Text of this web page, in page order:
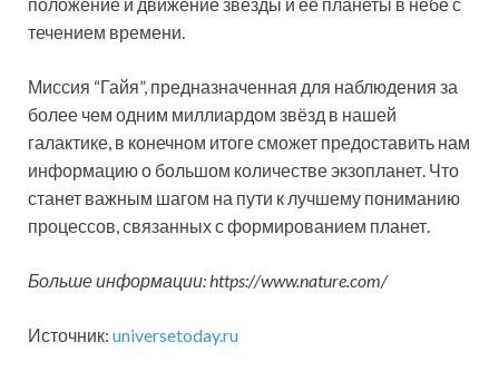
течением времени.
Миссия “Гайя”, предназначенная для наблюдения за
более чем одним миллиардом звёзд в нашей
галактике, в конечном итоге сможет предоставить нам
информацию о большом количестве экзопланет. Что
станет важным шагом на пути к лучшему пониманию
процессов, связанных с формированием планет.
Больше информации: https://www.nature.com/
Источник: universetoday.ru